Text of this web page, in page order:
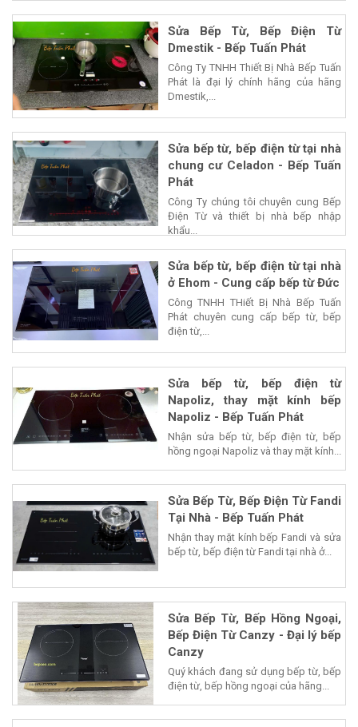
Sửa Bếp Từ, Bếp Điện Từ
Dmestik - Bếp Tuấn Phát
Công Ty TNHH Thiết Bị Nhà Bếp Tuấn
Phát là đại lý chính hãng của hãng
Dmestik,...
Sửa bếp từ, bếp điện từ tại nhà
chung cư Celadon - Bếp Tuấn
Phát
Công Ty chúng tôi chuyên cung Bếp
Điện Từ và thiết bị nhà bếp nhập
khẩu...
Sửa bếp từ, bếp điện từ tại nhà
ở Ehom - Cung cấp bếp từ Đức
Công TNHH THiết Bị Nhà Bếp Tuấn
Phát chuyên cung cấp bếp từ, bếp
điện từ,...
Sửa bếp từ, bếp điện từ
Napoliz, thay mặt kính bếp
Napoliz - Bếp Tuấn Phát
Nhận sửa bếp từ, bếp điện từ, bếp
hồng ngoại Napoliz và thay mặt kính...
Sửa Bếp Từ, Bếp Điện Từ Fandi
Tại Nhà - Bếp Tuấn Phát
Nhận thay mặt kính bếp Fandi và sửa
bếp từ, bếp điện từ Fandi tại nhà ở...
Sửa Bếp Từ, Bếp Hồng Ngoại,
Bếp Điện Từ Canzy - Đại lý bếp
Canzy
Quý khách đang sử dụng bếp từ, bếp
điện từ, bếp hồng ngoại của hãng...